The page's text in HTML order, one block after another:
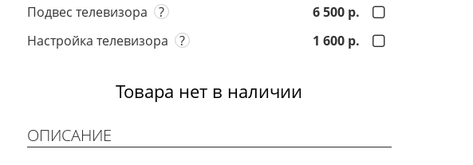
Подвес телевизора
?
6 500 р.
Настройка телевизора
? 1 600 р.
Товара нет в наличии
ОПИСАНИЕ